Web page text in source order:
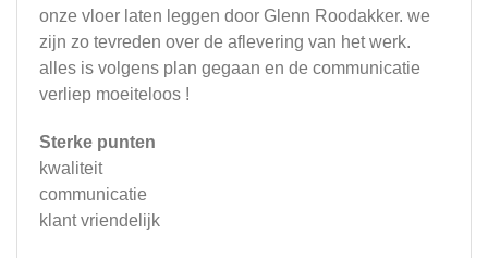
onze vloer laten leggen door Glenn Roodakker. we
zijn zo tevreden over de aflevering van het werk.
alles is volgens plan gegaan en de communicatie
verliep moeiteloos !
Sterke punten
kwaliteit
communicatie
klant vriendelijk